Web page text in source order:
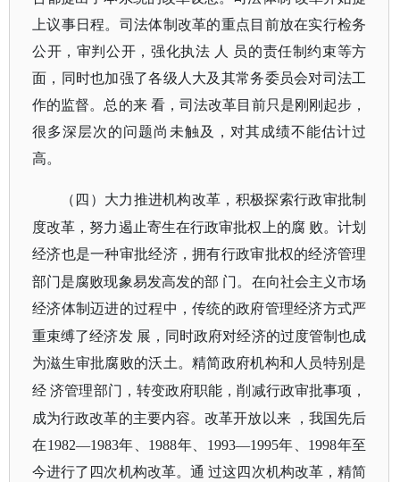
上议事日程。司法体制改革的重点目前放在实行检务
公开，审判公开，强化执法 人 员的责任制约束等方
面，同时也加强了各级人大及其常务委员会对司法工
作的监督。总的来 看，司法改革目前只是刚刚起步，
很多深层次的问题尚未触及，对其成绩不能估计过
高。
（四）大力推进机构改革，积极探索行政审批制
度改革，努力遏止寄生在行政审批权上的腐 败。计划
经济也是一种审批经济，拥有行政审批权的经济管理
部门是腐败现象易发高发的部 门。在向社会主义市场
经济体制迈进的过程中，传统的政府管理经济方式严
重束缚了经济发 展，同时政府对经济的过度管制也成
为滋生审批腐败的沃土。精简政府机构和人员特别是
经 济管理部门，转变政府职能，削减行政审批事项，
成为行政改革的主要内容。改革开放以来
，我国先后
在1982—1983年、1988年、1993—1995年、1998年至
今进行了四次机构改革。通 过这四次机构改革，精简